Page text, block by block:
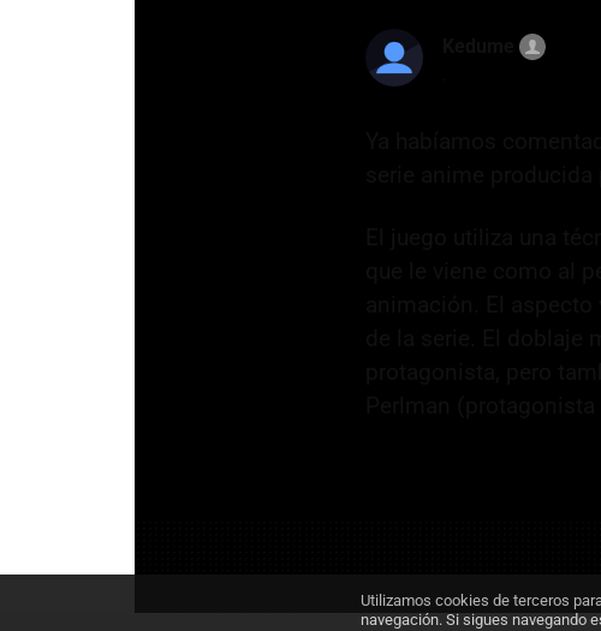
Utilizamos cookies de terceros
navegación. Si sigues navegando